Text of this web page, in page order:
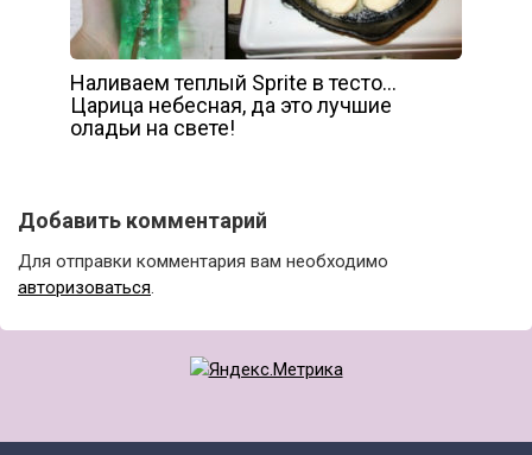
Наливаем теплый Sprite в тесто…
Царица небесная, да это лучшие
оладьи на свете!
Добавить комментарий
Для отправки комментария вам необходимо
авторизоваться.